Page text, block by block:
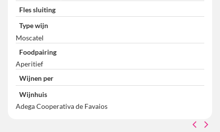
Fles sluiting
Type wijn
Moscatel
Foodpairing
Aperitief
Wijnen per
Wijnhuis
Adega Cooperativa de Favaios